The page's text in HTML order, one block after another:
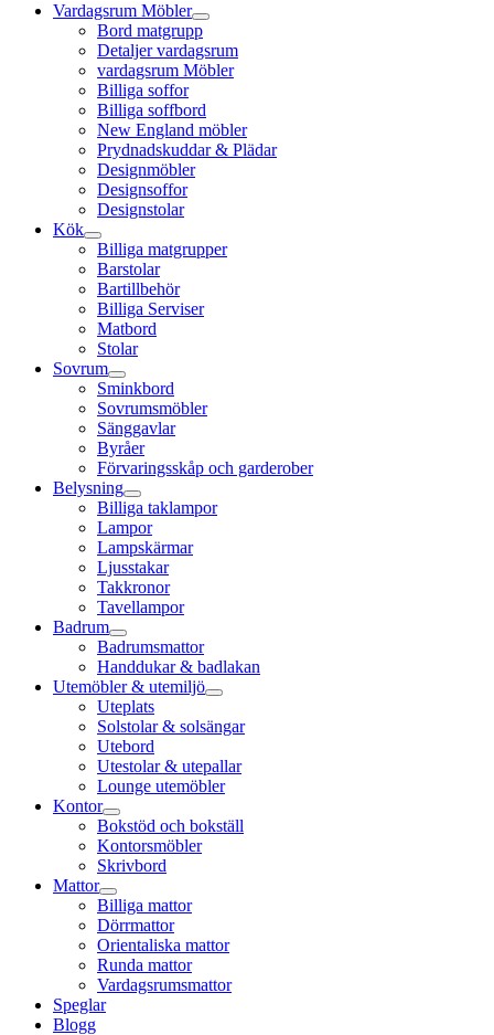
Vardagsrum Möbler
Bord matgrupp
Detaljer vardagsrum
vardagsrum Möbler
Billiga soffor
Billiga soffbord
New England möbler
Prydnadskuddar & Plädar
Designmöbler
Designsoffor
Designstolar
Kök
Billiga matgrupper
Barstolar
Bartillbehör
Billiga Serviser
Matbord
Stolar
Sovrum
Sminkbord
Sovrumsmöbler
Sänggavlar
Byråer
Förvaringsskåp och garderober
Belysning
Billiga taklampor
Lampor
Lampskärmar
Ljusstakar
Takkronor
Tavellampor
Badrum
Badrumsmattor
Handdukar & badlakan
Utemöbler & utemiljö
Uteplats
Solstolar & solsängar
Utebord
Utestolar & utepallar
Lounge utemöbler
Kontor
Bokstöd och bokställ
Kontorsmöbler
Skrivbord
Mattor
Billiga mattor
Dörrmattor
Orientaliska mattor
Runda mattor
Vardagsrumsmattor
Speglar
Blogg